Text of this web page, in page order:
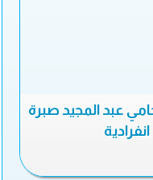
عبد المجيد صبرة